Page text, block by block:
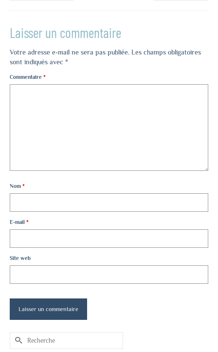
Laisser un commentaire
Votre adresse e-mail ne sera pas publiée. Les champs obligatoires
sont indiqués avec *
Commentaire *
Nom *
E-mail *
Site web
Rechercher :